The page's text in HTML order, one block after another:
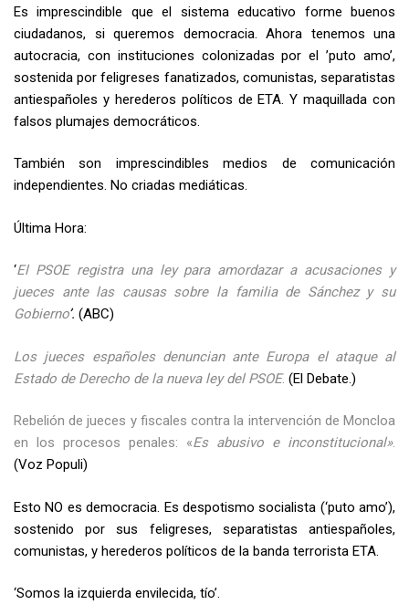
Es imprescindible que el sistema educativo forme buenos
ciudadanos, si queremos democracia. Ahora tenemos una
autocracia, con instituciones colonizadas por el ’puto amo’,
sostenida por feligreses fanatizados, comunistas, separatistas
antiespañoles y herederos políticos de ETA. Y maquillada con
falsos plumajes democráticos.
También son imprescindibles medios de comunicación
independientes. No criadas mediáticas.
Última Hora:
‘El PSOE registra una ley para amordazar a acusaciones y
jueces ante las causas sobre la familia de Sánchez y su
Gobierno’. (ABC)
Los jueces españoles denuncian ante Europa el ataque al
Estado de Derecho de la nueva ley del PSOE. (El Debate.)
Rebelión de jueces y fiscales contra la intervención de Moncloa
en los procesos penales: «Es abusivo e inconstitucional».
(Voz Populi)
Esto NO es democracia. Es despotismo socialista (‘puto amo’),
sostenido por sus feligreses, separatistas antiespañoles,
comunistas, y herederos políticos de la banda terrorista ETA.
‘Somos la izquierda envilecida, tío’.